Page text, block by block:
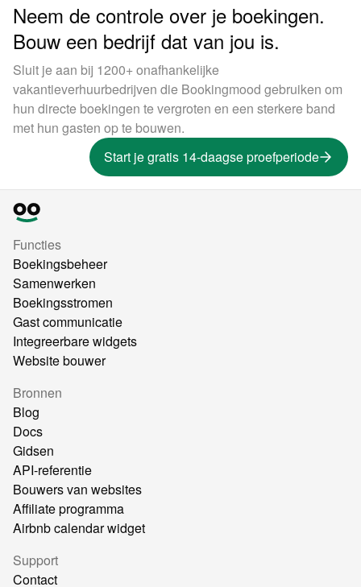
Neem de controle over je boekingen.
Bouw een bedrijf dat van jou is.
Sluit je aan bij 1200+ onafhankelijke
vakantieverhuurbedrijven die Bookingmood gebruiken om
hun directe boekingen te vergroten en een sterkere band
met hun gasten op te bouwen.
Start je gratis 14-daagse proefperiode
Functies
Boekingsbeheer
Samenwerken
Boekingsstromen
Gast communicatie
Integreerbare widgets
Website bouwer
Bronnen
Blog
Docs
Gidsen
API-referentie
Bouwers van websites
Affiliate programma
Airbnb calendar widget
Support
Contact